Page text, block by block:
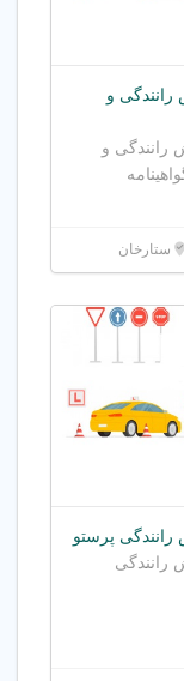
رانندگی و
رانندگی و
ستارخان
رانندگی پرستو
رانندگی